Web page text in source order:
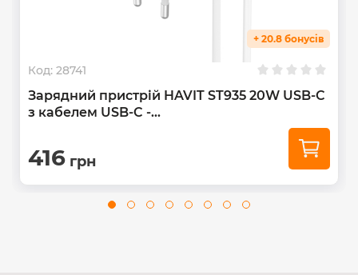
+ 20.8 бонусів
Код: 28741
Зарядний пристрій HAVIT ST935 20W USB-C
з кабелем USB-C -...
416 грн